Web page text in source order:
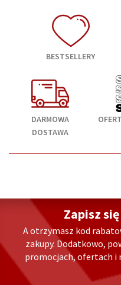
BESTSELLERY
DARMOWA
DOSTAWA
Zapisz
A otrzymasz kod
zakupy. Dodatkowo,
promocjach, ofertach i